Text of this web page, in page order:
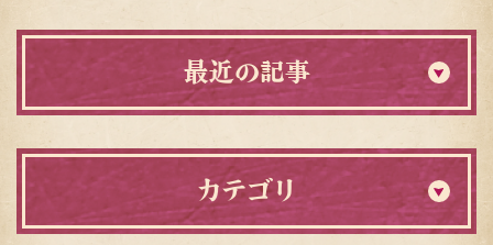
最近の記事
カテゴリ